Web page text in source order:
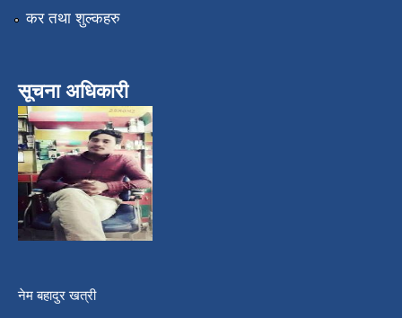
कर तथा शुल्कहरु
सूचना अधिकारी
नेम बहादुर खत्री